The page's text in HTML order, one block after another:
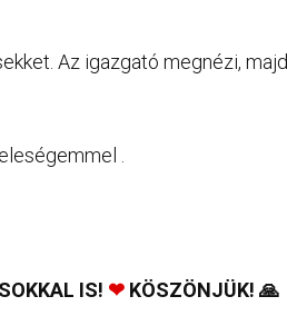
Az igazgató megnézi, majd
.
IS! ❤KÖSZÖNJÜK! 🙏